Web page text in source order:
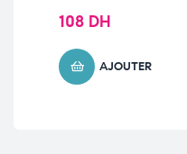
108 DH
AJOUTER